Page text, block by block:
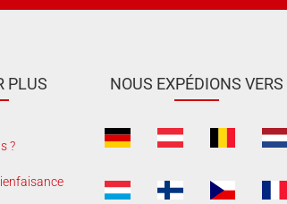
PLUS
?
NOUS EXPÉDIONS VERS